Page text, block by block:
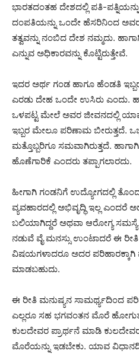
ಭಾರತದಂತಹ ದೇಶದಲ್ಲಿ ಪತಿ-
ದಂಪತಿಯನ್ನು ಒಂದೇ ಹೆಸರಿನಿಂದ
ತತ್ವವನ್ನು ನಂಬಿದ ದೇಶ ನಮ್ಮದು.
ಎನ್ನುವ ಅಧಿಕಾರವನ್ನು ಕೊಟ್ಟಿರುತ್ತೇವೆ.
ಇದರ ಅರ್ಥ ಗಂಡ ಹಾಗೂ ಹೆಂಡತಿ
ಎರಡು ದೇಹ ಒಂದೇ ಉಸಿರು ಎಂದು.
ಒಳಪಟ್ಟ ಮೇಲೆ ಅವರ ಜೀವನದಲ್ಲಿ
ಇಬ್ಬರ ಮೇಲೂ ಪರಿಣಾಮ ಬೀರುತ್ತದೆ.
ಮತ್ತೊಬ್ಬರಿಗೂ ಸಮವಾಗಿರುತ್ತದೆ.
ಹೊಣೆಗಾರಿಕೆ ಎಂದರು ತಪ್ಪಾಗಲಾರದು.
ಹೀಗಾಗಿ ಗಂಡನಿಗೆ ಉದ್ಯೋಗದಲ್ಲಿ ತೊಂದರೆ
ವ್ಯವಹಾರದಲ್ಲಿ ಅಭಿವೃದ್ಧಿ ಇಲ್ಲ ಎಂದರೆ
ಬಲಿಯಾಗಿದ್ದರೆ ಅಥವಾ ಆರೋಗ್ಯ
ನಡುವೆ ವೈ ಮನಸ್ಸು ಉಂಟಾದರೆ ಈ
ವಿಷಯಗಳಾದರೂ ಅದರ ಪರಿಹಾರಕ್ಕಾಗಿ
ಮಾಡಬಹುದು.
ಈ ರೀತಿ ಮನುಷ್ಯನ ಸಾಮರ್ಥ್ಯದಿಂದ
ಎಲ್ಲರೂ ಸಹ ಭಗವಂತನ ಮೊರೆ
ಕುಲದೇವರ ಪ್ರಾರ್ಥನೆ ಮಾಡಿ
ಮೊರೆಯನ್ನು ಇಡಬೇಕು. ಯಾವ